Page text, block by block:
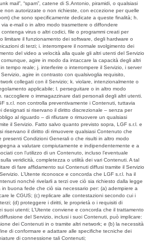
mail”, “spam”, catene di S.Antonio, piramidi, o qualsiasi
non autorizzate o non richieste, con eccezione per quelle
che sono specificamente dedicate a queste finalità; h.
e-mail o in altro modo trasmettere o diffondere
virus o altri codici, file o programmi creati per
limitare il funzionamento dei software, degli hardware o
di terzi; i. interrompere il normale svolgimento dei
del video a velocità alla quale gli altri utenti del Servizio
agire in modo da intaccare la capacità degli altri
tempo reale; j. interferire o interrompere il Servizio, i server
agire in contrasto con qualsivoglia requisito,
collegati con il Servizio; k. violare, intenzionalmente o
applicabile; l. perseguitare o in altro modo
raccogliere o immagazzinare dati personali degli altri utenti.
s.r.l. non controlla preventivamente i Contenuti, tuttavia
designati si riservano il diritto discrezionale – senza per
al riguardo – di rifiutare o rimuovere un qualsiasi
il Servizio. Fatto salvo quanto previsto sopra, LGF s.r.l. e
riservano il diritto di rimuovere qualsiasi Contenuto che
presenti Condizioni Generali o che risulti in altro modo
a valutare compiutamente e indipendentemente e a
con l’utilizzo di un Contenuto, incluso l’eventuale
veridicità, completezza o utilità dei vari Contenuti. A tal
di fare affidamento sui Contenuti diffusi tramite il Servizio
L’Utente riconosce e concorda che LGF s.r.l. ha il
nonché rivelarli a terzi ove ciò sia richiesto dalla legge
in buona fede che ciò sia necessario per: (a) adempiere a
le CGUS; (c) replicare alle contestazioni secondo cui i
(d) proteggere i diritti, le proprietà o i requisiti di
suoi utenti; L’Utente conviene e concorda che il trattamento
del Servizio, inclusi i suoi Contenuti, può implicare:
dei Contenuti in o tramite altri network; e (b) la necessità
di conformare e adattare alle specifiche tecniche dei
di connessione tali Contenuti;